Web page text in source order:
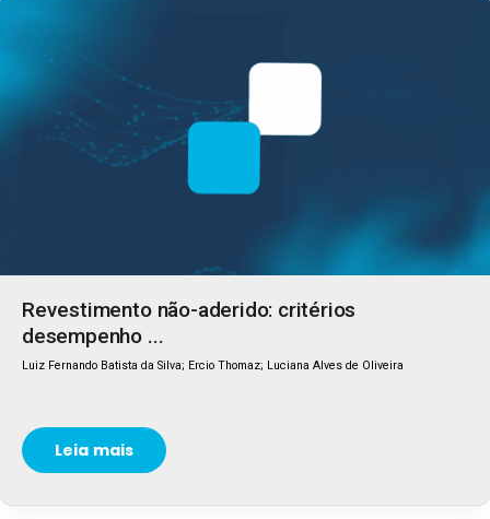
Revestimento não-aderido: critérios
desempenho ...
Luiz Fernando Batista da Silva; Ercio Thomaz; Luciana Alves de Oliveira
Leia mais